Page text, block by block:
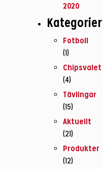
2020
Kategorier
Fotboll
(1)
Chipsvalet
(4)
Tävlingar
(15)
Aktuellt
(21)
Produkter
(12)